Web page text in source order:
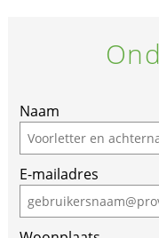
If
you
are
a
human,
ignore
Naam
E-mailadres